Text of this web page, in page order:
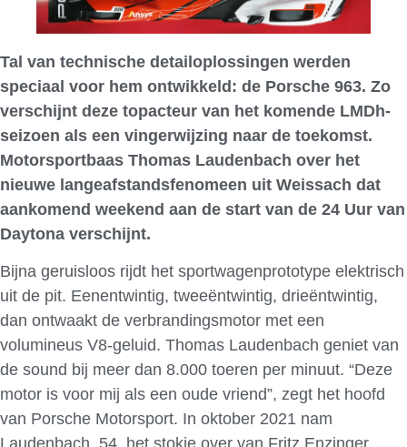
Tal van technische detailoplossingen werden
speciaal voor hem ontwikkeld: de Porsche 963. Zo
verschijnt deze topacteur van het komende LMDh-
seizoen als een vingerwijzing naar de toekomst.
Motorsportbaas Thomas Laudenbach over het
nieuwe langeafstandsfenomeen uit Weissach dat
aankomend weekend aan de start van de 24 Uur van
Daytona verschijnt.
Bijna geruisloos rijdt het sportwagenprototype elektrisch
uit de pit. Eenentwintig, tweeëntwintig, drieëntwintig,
dan ontwaakt de verbrandingsmotor met een
volumineus V8-geluid. Thomas Laudenbach geniet van
de sound bij meer dan 8.000 toeren per minuut. “Deze
motor is voor mij als een oude vriend”, zegt het hoofd
van Porsche Motorsport. In oktober 2021 nam
Laudenbach, 54, het stokje over van Fritz Enzinger.